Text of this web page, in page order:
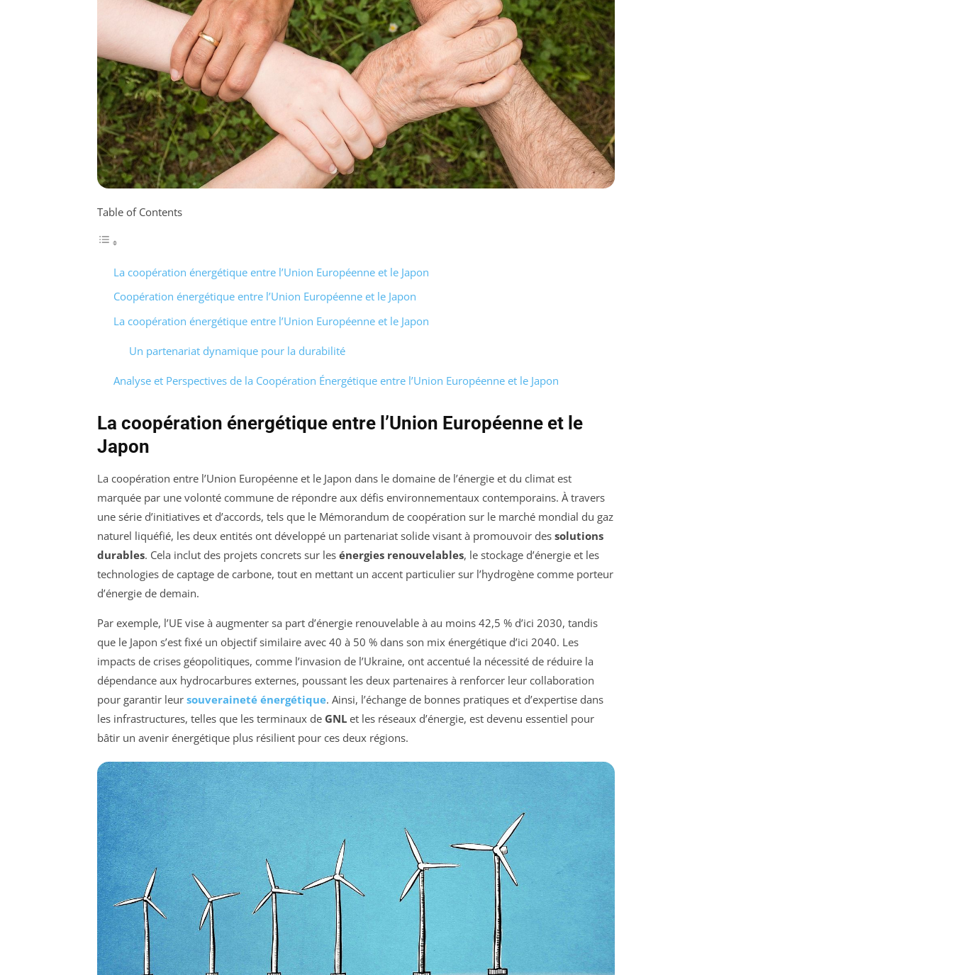
Table of Contents
La coopération énergétique entre l’Union Européenne et le Japon
Coopération énergétique entre l’Union Européenne et le Japon
La coopération énergétique entre l’Union Européenne et le Japon
Un partenariat dynamique pour la durabilité
Analyse et Perspectives de la Coopération Énergétique entre l’Union Européenne et le Japon
La coopération énergétique entre l’Union Européenne et le
Japon
La coopération entre l’Union Européenne et le Japon dans le domaine de l’énergie et du climat est
marquée par une volonté commune de répondre aux défis environnementaux contemporains. À travers
une série d’initiatives et d’accords, tels que le Mémorandum de coopération sur le marché mondial du gaz
naturel liquéfié, les deux entités ont développé un partenariat solide visant à promouvoir des solutions
durables. Cela inclut des projets concrets sur les énergies renouvelables, le stockage d’énergie et les
technologies de captage de carbone, tout en mettant un accent particulier sur l’hydrogène comme porteur
d’énergie de demain.
Par exemple, l’UE vise à augmenter sa part d’énergie renouvelable à au moins 42,5 % d’ici 2030, tandis
que le Japon s’est fixé un objectif similaire avec 40 à 50 % dans son mix énergétique d’ici 2040. Les
impacts de crises géopolitiques, comme l’invasion de l’Ukraine, ont accentué la nécessité de réduire la
dépendance aux hydrocarbures externes, poussant les deux partenaires à renforcer leur collaboration
pour garantir leur souveraineté énergétique. Ainsi, l’échange de bonnes pratiques et d’expertise dans
les infrastructures, telles que les terminaux de GNL et les réseaux d’énergie, est devenu essentiel pour
bâtir un avenir énergétique plus résilient pour ces deux régions.